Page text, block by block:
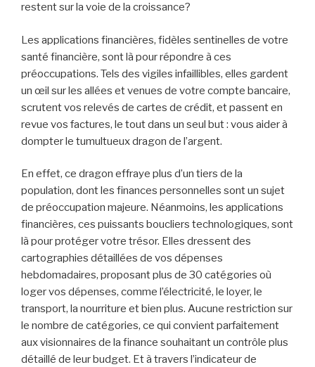
restent sur la voie de la croissance?
Les applications financières, fidèles sentinelles de votre
santé financière, sont là pour répondre à ces
préoccupations. Tels des vigiles infaillibles, elles gardent
un œil sur les allées et venues de votre compte bancaire,
scrutent vos relevés de cartes de crédit, et passent en
revue vos factures, le tout dans un seul but : vous aider à
dompter le tumultueux dragon de l’argent.
En effet, ce dragon effraye plus d’un tiers de la
population, dont les finances personnelles sont un sujet
de préoccupation majeure. Néanmoins, les applications
financières, ces puissants boucliers technologiques, sont
là pour protéger votre trésor. Elles dressent des
cartographies détaillées de vos dépenses
hebdomadaires, proposant plus de 30 catégories où
loger vos dépenses, comme l’électricité, le loyer, le
transport, la nourriture et bien plus. Aucune restriction sur
le nombre de catégories, ce qui convient parfaitement
aux visionnaires de la finance souhaitant un contrôle plus
détaillé de leur budget. Et à travers l’indicateur de